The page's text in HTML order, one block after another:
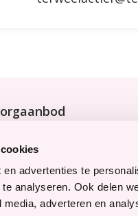
advertenties te
analyseren. Ook delen
adverteren en
zorg
naar